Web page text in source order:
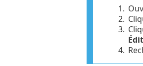
1.
2.
3.
4.